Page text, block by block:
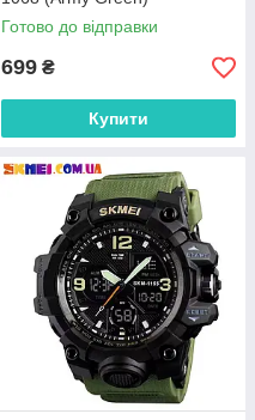
Готово до відправки
699 ₴
Купити